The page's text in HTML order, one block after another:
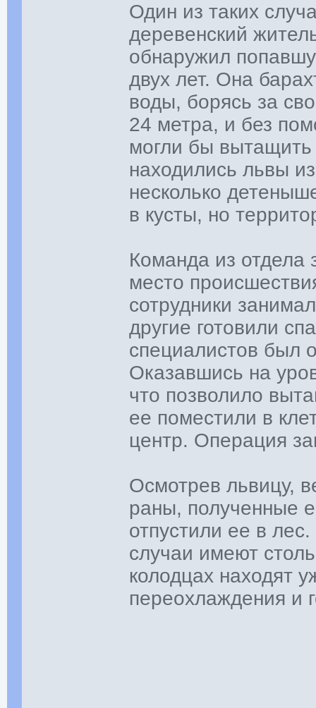
Один из таких
деревенский
обнаружил
двух лет. Она
воды, борясь за
24 метра, и без
могли бы
находились львы
несколько
в кусты, но
Команда из
место
сотрудники
другие готовили
специалистов был
Оказавшись на
что позволило
ее поместили в
центр. Операция
Осмотрев львицу,
раны, полученные
отпустили ее в
случаи имеют
колодцах находят
переохлаждения и